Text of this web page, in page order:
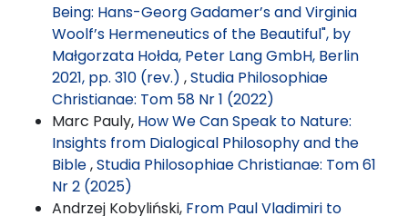
Being: Hans-Georg Gadamer’s and Virginia
Woolf’s Hermeneutics of the Beautiful", by
Małgorzata Hołda, Peter Lang GmbH, Berlin
2021, pp. 310 (rev.) ,Studia Philosophiae
Christianae: Tom 58 Nr 1 (2022)
Marc Pauly, How We Can Speak to Nature:
Insights from Dialogical Philosophy and the
Bible,Studia Philosophiae Christianae: Tom 61
Nr 2 (2025)
Andrzej Kobyliński, From Paul Vladimiri to